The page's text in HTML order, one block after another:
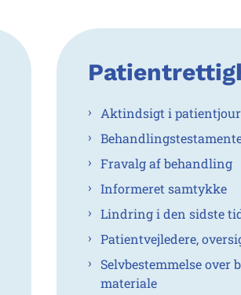
Aktindsigt i
Fravalg af behandling
Informeret samtykke
Lindring i den sidste
Patientvejledere,
Selvbestemmelse over
materiale